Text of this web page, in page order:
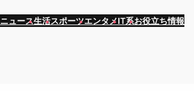
ニュース生活スポーツエンタメIT系お役立ち情報